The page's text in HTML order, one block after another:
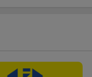
ジナルきんちゃく